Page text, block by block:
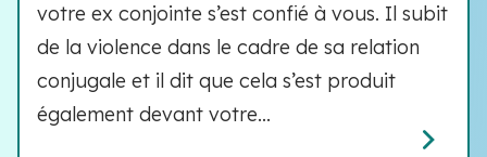
votre ex conjointe s’est confié à vous. Il subit
de la violence dans le cadre de sa relation
conjugale et il dit que cela s’est produit
également devant votre...